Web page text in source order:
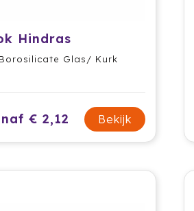
Hindras
Borosilicate Glas/ Kurk
€ 2,12 Bekijk